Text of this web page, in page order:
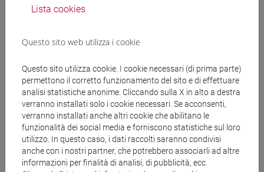
Il contributo finanziario copre il 100% dei costi per l'intero
periodo. Il finanziamento comprende nello specifico lo
stipendio del ricercatore, le spese di mobilità, i costi di
ricerca e un contributo per le spese generali dell'ente
ospitante. Di seguito le voci di costo:
Contributi mensili ricercatori selezionati
Lista cookies
Questo sito web utilizza i cookie
Questo sito utilizza cookie. I cookie necessari (di prima parte)
permettono il corretto funzionamento del sito e di effettuare
analisi statistiche anonime. Cliccando sulla X in alto a destra
verranno installati solo i cookie necessari. Se acconsenti,
verranno installati anche altri cookie che abilitano le
funzionalità dei social media e forniscono statistiche sul loro
utilizzo. In questo caso, i dati raccolti saranno condivisi
anche con i nostri partner, che potrebbero associarli ad altre
informazioni per finalità di analisi, di pubblicità, ecc.